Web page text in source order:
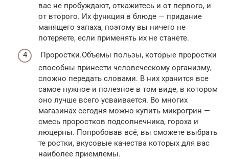
вас не пробуждают, откажитесь и от первого, и
от второго. Их функция в блюде — придание
манящего запаха, поэтому вы ничего не
потеряете, если применять их не станете.
Проростки.Объемы пользы, которые проростки
способны принести человеческому организму,
сложно передать словами. В них хранится все
самое нужное и полезное в том виде, в котором
оно лучше всего усваивается. Во многих
магазинах сегодня можно купить микрогрин —
смесь проростков подсолнечника, гороха и
люцерны. Попробовав всё, вы сможете выбрать
те ростки, вкусовые качества которых для вас
наиболее приемлемы.